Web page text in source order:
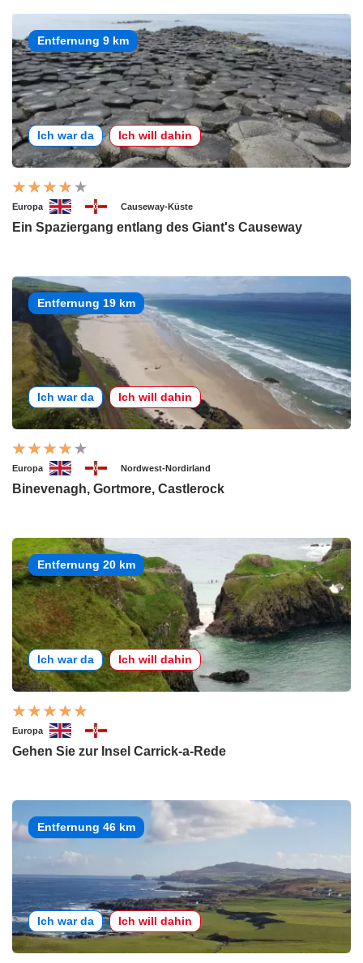
Entfernung 9 km
Ich war da Ich will dahin
Europa Causeway-Küste
Ein Spaziergang entlang des Giant's Causeway
Entfernung 19 km
Ich war da Ich will dahin
Europa Nordwest-Nordirland
Binevenagh, Gortmore, Castlerock
Entfernung 20 km
Ich war da Ich will dahin
Europa
Gehen Sie zur Insel Carrick-a-Rede
Entfernung 46 km
Ich war da Ich will dahin